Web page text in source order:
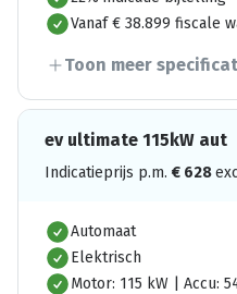
Vanaf € 38.899 fiscale
Toon meer
ev ultimate 115kW aut
Indicatieprijs p.m. € 628
Automaat
Elektrisch
Motor: 115 kW | Accu: